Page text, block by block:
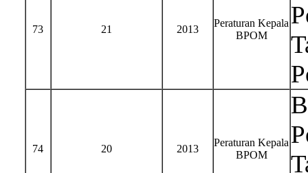
73 21 2013
Peraturan Kepala
BPOM
74 20 2013
Peraturan Kepala
BPOM